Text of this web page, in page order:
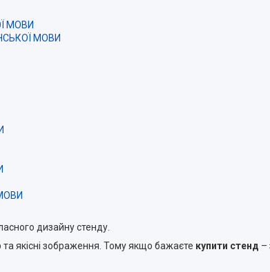
МОВИ
МОВИ
дизайну стенду.
якісні зображення. Тому якщо бажаєте купити стенд –